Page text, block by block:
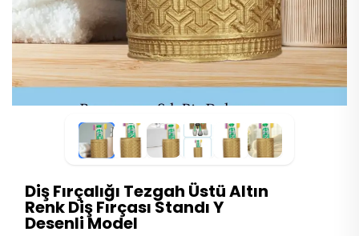
Diş Fırçalığı Tezgah Üstü Altın
Renk Diş Fırçası Standı Y
Desenli Model